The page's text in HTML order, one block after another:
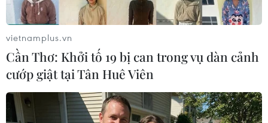
TIN LIÊN QUAN
vietnamplus.vn
Cần Thơ: Khởi tố 19 bị can trong vụ dàn cảnh
cướp giật tại Tân Huê Viên